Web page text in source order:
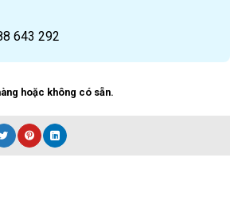
643 292
hoặc không có sẵn.